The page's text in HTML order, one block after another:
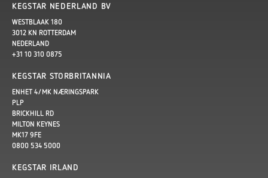
KEGSTAR NEDERLAND BV
WESTBLAAK 180
3012 KN ROTTERDAM
NEDERLAND
+31 10 310 0875
KEGSTAR STORBRITANNIA
ENHET 4/MK NÆRINGSPARK
PLP
BRICKHILL RD
MILTON KEYNES
MK17 9FE
0800 534 5000
KEGSTAR IRLAND